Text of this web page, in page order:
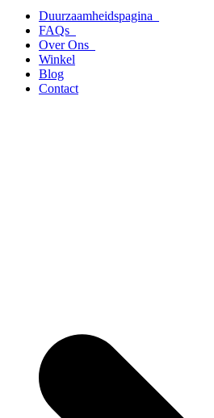
Duurzaamheidspagina
FAQs
Over Ons
Winkel
Blog
Contact